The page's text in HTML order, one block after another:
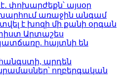
փոխարժեքն՝ այսօր
առաջին անգամ
է խոզի մի քանի օրգան
Արտաշես
հայտնի են
հանգստի, արդեն
ողբերգական